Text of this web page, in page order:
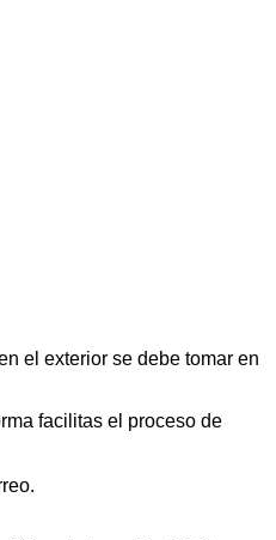
el exterior se debe tomar en
facilitas el proceso de